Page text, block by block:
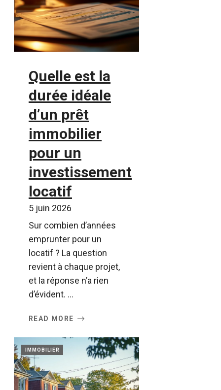
Quelle est la
durée idéale
d’un prêt
immobilier
pour un
investissement
locatif
5 juin 2026
Sur combien d’années
emprunter pour un
locatif ? La question
revient à chaque projet,
et la réponse n’a rien
d’évident. ...
READ MORE
IMMOBILIER